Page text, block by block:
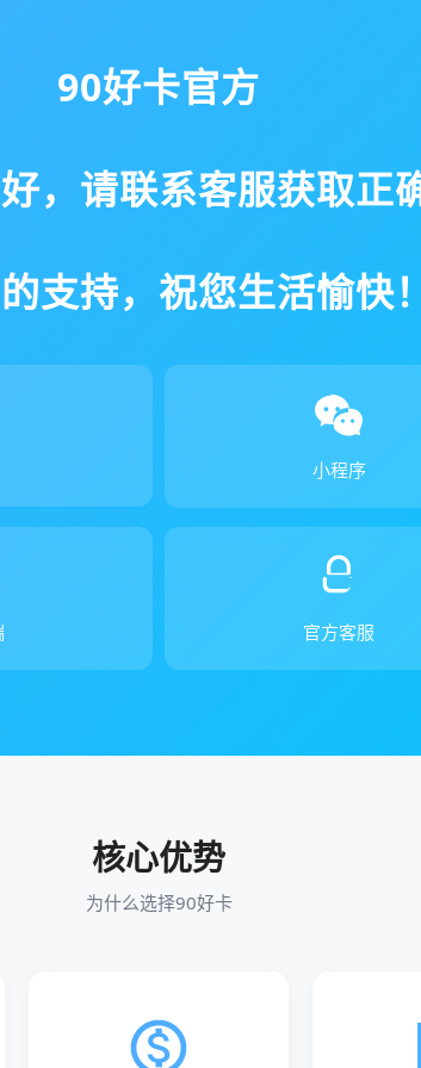
90好卡官方
，请联系客服获取正
支持，祝您生活愉快！
小程序
官方客服
核心优势
为什么选择90好卡